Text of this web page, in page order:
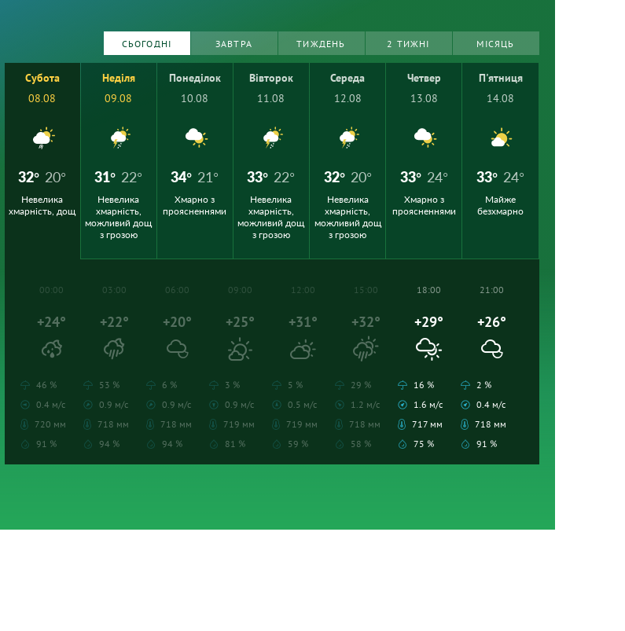
СЬОГОДНІ ЗАВТРА ТИЖДЕНЬ 2 ТИЖНІ МІСЯЦЬ
Субота
08.08
32° 20°
Невелика
хмарність, дощ
Неділя
09.08
31° 22°
Невелика
хмарність,
можливий дощ
з грозою
Понеділок
10.08
34° 21°
Хмарно з
проясненнями
Вівторок
11.08
33° 22°
Невелика
хмарність,
можливий дощ
з грозою
Середа
12.08
32° 20°
Невелика
хмарність,
можливий дощ
з грозою
Четвер
13.08
33° 24°
Хмарно з
проясненнями
П'ятниця
14.08
33° 24°
Майже
безхмарно
00:00
+24°
46 %
0.4 м/с
720 мм
91 %
03:00
+22°
53 %
0.9 м/с
718 мм
94 %
06:00
+20°
6 %
0.9 м/с
718 мм
94 %
09:00
+25°
3 %
0.9 м/с
719 мм
81 %
12:00
+31°
5 %
0.5 м/с
719 мм
59 %
15:00
+32°
29 %
1.2 м/с
718 мм
58 %
18:00
+29°
16 %
1.6 м/с
717 мм
75 %
21:00
+26°
2 %
0.4 м/с
718 мм
91 %